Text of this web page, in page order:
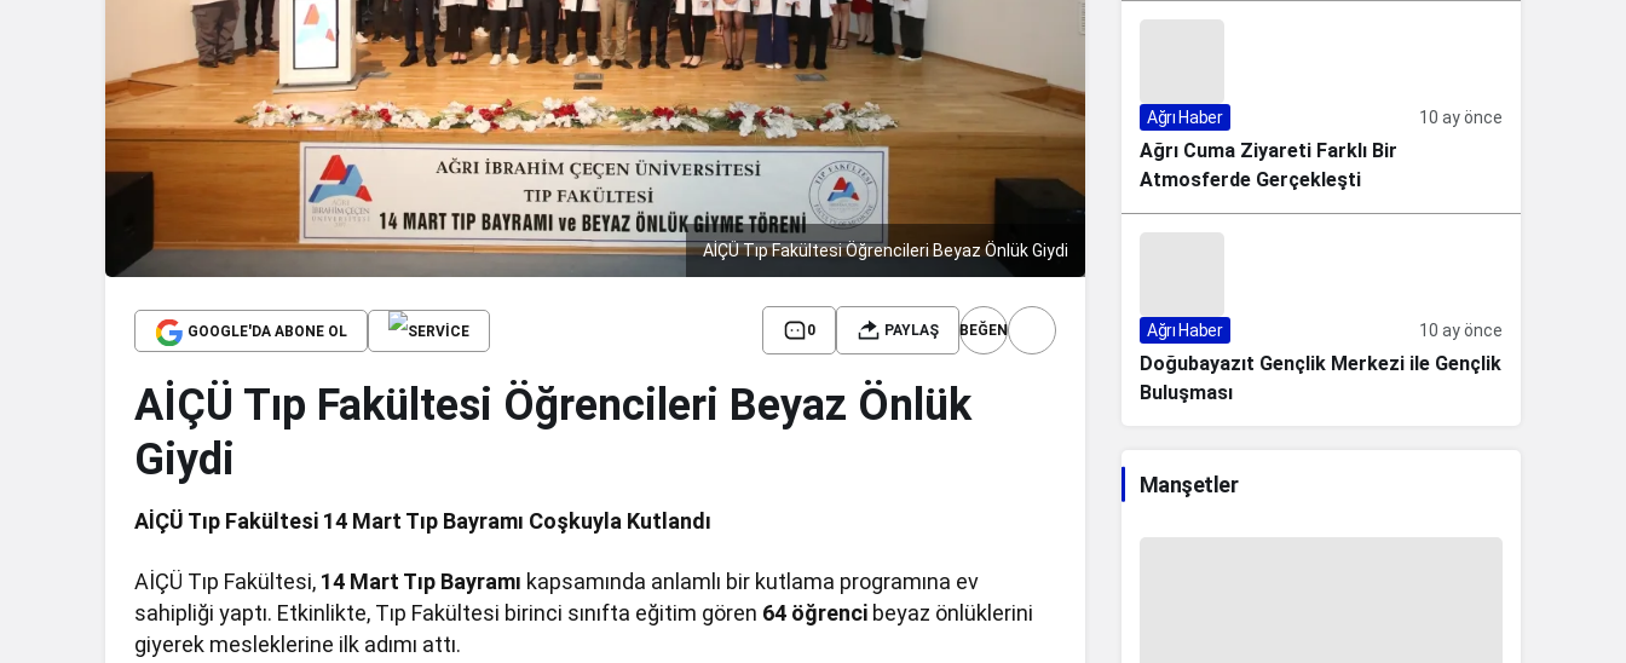
AİÇÜ Tıp Fakültesi Öğrencileri Beyaz Önlük Giydi
GOOGLE'DA ABONE OL 0 PAYLAŞ BEĞEN
AİÇÜ Tıp Fakültesi Öğrencileri Beyaz Önlük
Giydi
AİÇÜ Tıp Fakültesi 14 Mart Tıp Bayramı Coşkuyla Kutlandı
AİÇÜ Tıp Fakültesi, 14 Mart Tıp Bayramı kapsamında anlamlı bir kutlama programına ev
sahipliği yaptı. Etkinlikte, Tıp Fakültesi birinci sınıfta eğitim gören 64 öğrenci beyaz önlüklerini
giyerek mesleklerine ilk adımı attı.
Ağrı Haber 10 ay önce
Ağrı Cuma Ziyareti Farklı Bir
Atmosferde Gerçekleşti
Ağrı Haber 10 ay önce
Doğubayazıt Gençlik Merkezi ile Gençlik
Buluşması
Manşetler